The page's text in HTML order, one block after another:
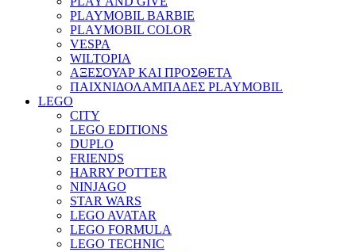
PLAYMOBIL BARBIE
PLAYMOBIL COLOR
VESPA
WILTOPIA
ΑΞΕΣΟΥΑΡ ΚΑΙ ΠΡΟΣΘΕΤΑ
ΠΑΙΧΝΙΔΟΛΑΜΠΑΔΕΣ PLAYMOBIL
LEGO
CITY
LEGO EDITIONS
DUPLO
FRIENDS
HARRY POTTER
NINJAGO
STAR WARS
LEGO AVATAR
LEGO FORMULA
LEGO TECHNIC